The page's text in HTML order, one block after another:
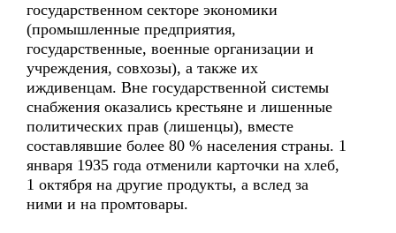
государственном секторе экономики
(промышленные предприятия,
государственные, военные организации и
учреждения, совхозы), а также их
иждивенцам. Вне государственной системы
снабжения оказались крестьяне и лишенные
политических прав (лишенцы), вместе
составлявшие более 80 % населения страны. 1
января 1935 года отменили карточки на хлеб,
1 октября на другие продукты, а вслед за
ними и на промтовары.